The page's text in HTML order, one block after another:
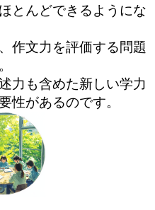
とんどできるようにな
作文力を評価する問題
力も含めた新しい学力
性があるのです。